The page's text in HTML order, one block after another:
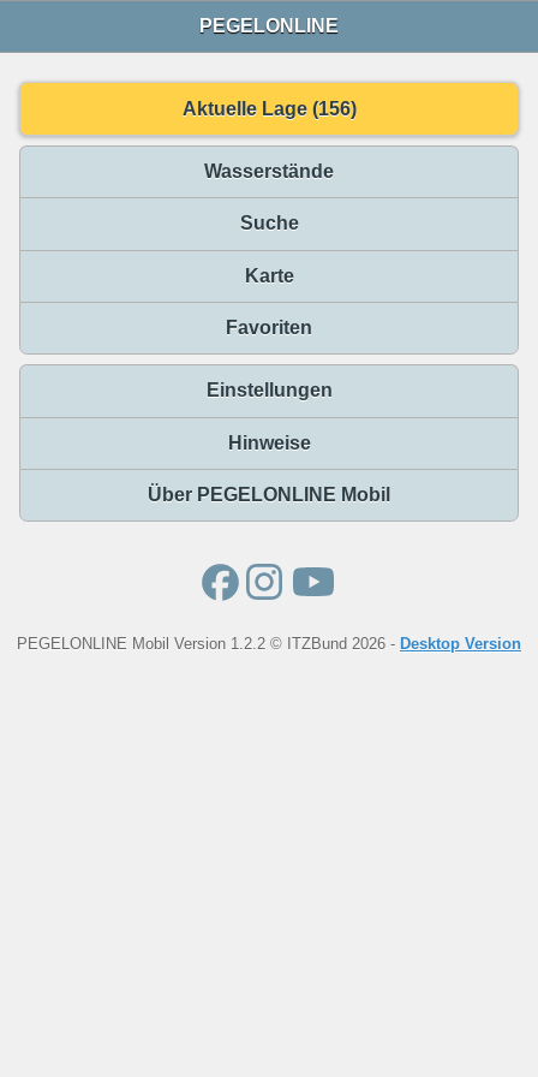
PEGELONLINE
Aktuelle Lage (156)
Wasserstände
Suche
Karte
Favoriten
Einstellungen
Hinweise
Über PEGELONLINE Mobil
PEGELONLINE Mobil Version 1.2.2 © ITZBund 2026 - Desktop Version